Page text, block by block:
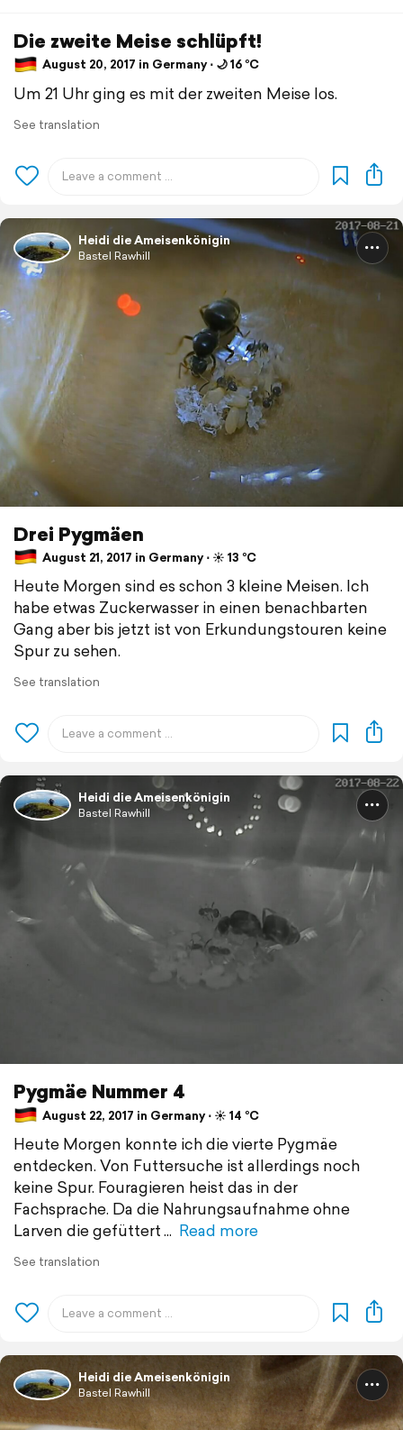
Die zweite Meise schlüpft!
August 20, 2017 in Germany ⋅ 🌙 16 °C
Um 21 Uhr ging es mit der zweiten Meise los.
See translation
Heidi die Ameisenkönigin
Bastel Rawhill
Drei Pygmäen
August 21, 2017 in Germany ⋅ ☀️ 13 °C
Heute Morgen sind es schon 3 kleine Meisen. Ich
habe etwas Zuckerwasser in einen benachbarten
Gang aber bis jetzt ist von Erkundungstouren keine
Spur zu sehen.
See translation
Heidi die Ameisenkönigin
Bastel Rawhill
Pygmäe Nummer 4
August 22, 2017 in Germany ⋅ ☀️ 14 °C
Heute Morgen konnte ich die vierte Pygmäe
entdecken. Von Futtersuche ist allerdings noch
keine Spur. Fouragieren heist das in der
Fachsprache. Da die Nahrungsaufnahme ohne
Larven die gefüttert
Read more
See translation
Heidi die Ameisenkönigin
Bastel Rawhill